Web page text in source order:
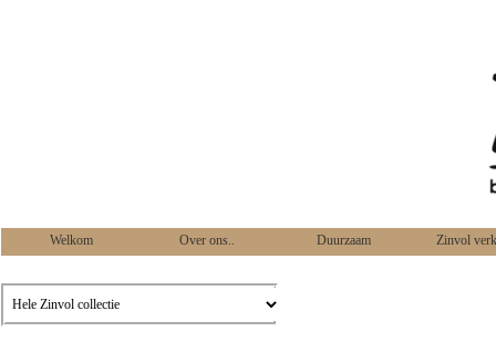
Welkom Over ons.. Duurzaam Zinvol